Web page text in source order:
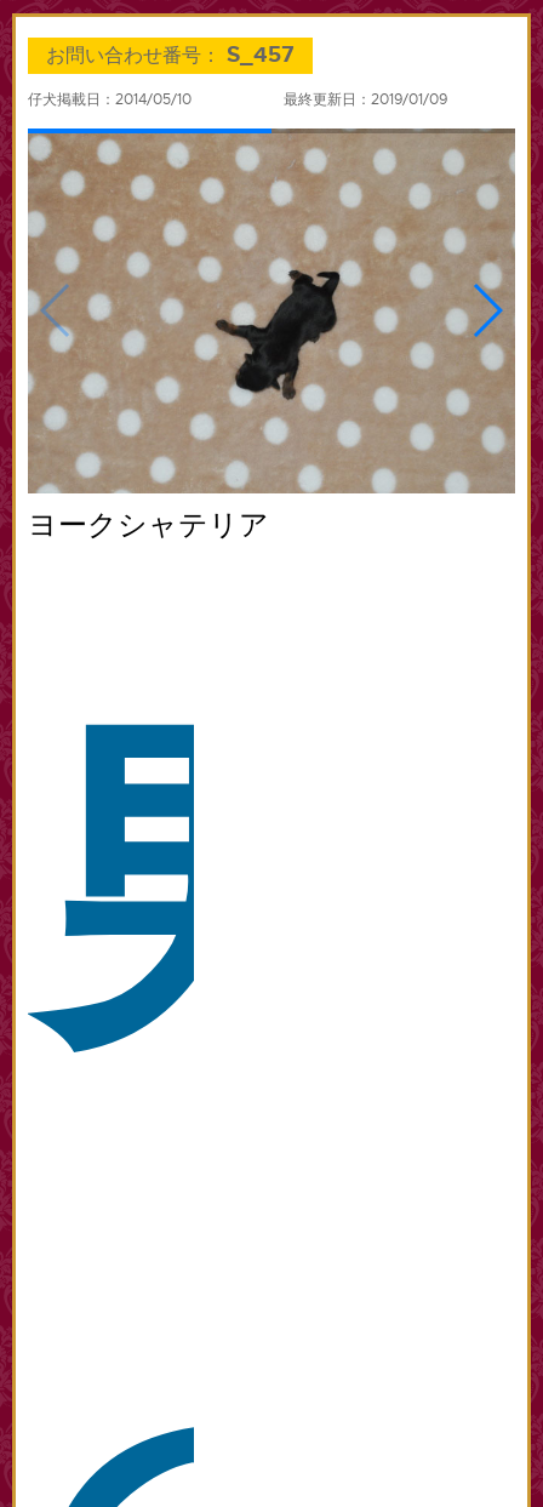
お問い合わせ番号： S_457
仔犬掲載日：2014/05/10 最終更新日：2019/01/09
ヨークシャテリア
男